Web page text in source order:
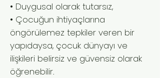
• Duygusal olarak tutarsız,
• Çocuğun ihtiyaçlarına
öngörülemez tepkiler veren bir
yapıdaysa, çocuk dünyayı ve
ilişkileri belirsiz ve güvensiz olarak
öğrenebilir.